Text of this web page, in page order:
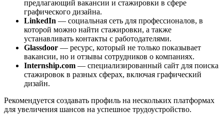
предлагающий вакансии и стажировки в сфере
графического дизайна.
LinkedIn — социальная сеть для профессионалов, в
которой можно найти стажировки, а также
устанавливать контакты с работодателями.
Glassdoor — ресурс, который не только показывает
вакансии, но и отзывы сотрудников о компаниях.
Internship.com — специализированный сайт для поиска
стажировок в разных сферах, включая графический
дизайн.
Рекомендуется создавать профиль на нескольких платформах
для увеличения шансов на успешное трудоустройство.